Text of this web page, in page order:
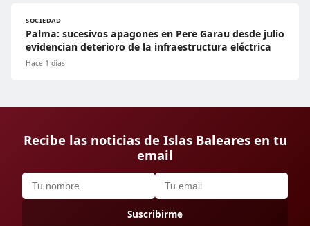
SOCIEDAD
Palma: sucesivos apagones en Pere Garau desde julio
evidencian deterioro de la infraestructura eléctrica
Hace 1 días
Recibe las noticias de Islas Baleares en tu
email
Suscribirme